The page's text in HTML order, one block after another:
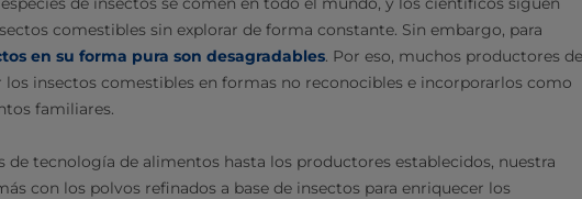
comestibles sin explorar de forma constante. Sin embargo, para
en su forma pura son desagradables. Por eso, muchos productores de
insectos comestibles en formas no reconocibles e incorporarlos como
familiares.
de tecnología de alimentos hasta los productores establecidos, nuestra
con los polvos refinados a base de insectos para enriquecer los